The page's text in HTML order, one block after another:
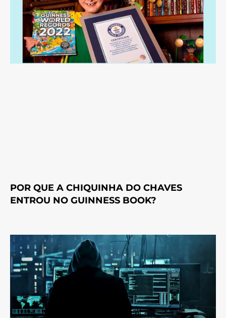
POR QUE A CHIQUINHA DO CHAVES
ENTROU NO GUINNESS BOOK?